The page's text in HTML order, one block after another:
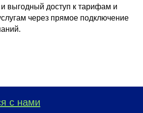
выгодный доступ к тарифам и
через прямое подключение
с нами